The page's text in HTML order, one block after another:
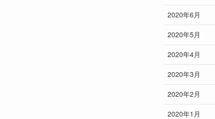
2020年6月
2020年5月
2020年4月
2020年3月
2020年2月
2020年1月